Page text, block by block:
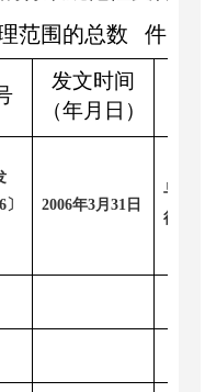
范围的总数
件
发文时间
（年月日）
〕
2006年3月 31日
与现
行法